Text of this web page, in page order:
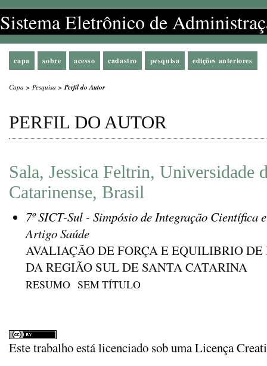
Sistema Eletrônico de
capa sobre acesso cadastro pesquisa edições anteriores
Capa > Pesquisa >Perfil do Autor
PERFIL DO AUTOR
Sala, Jessica Feltrin, Universidade
Catarinense, Brasil
7º SICT-Sul - Simpósio de Integração Científica
Artigo Saúde
AVALIAÇÃO DE FORÇA E EQUILIBRIO
DA REGIÃO SUL DE SANTA CATARINA
RESUMO SEM TÍTULO
Este trabalho está licenciado sob umaLicença